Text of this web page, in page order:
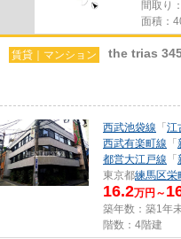
間取り
面積：
賃貸｜マンション the trias
西武池袋線 「 江
西武有楽町線 「
都営大江戸線 「
東京都練馬区栄
16.2万円～
築年数：築1年
階数：4階建